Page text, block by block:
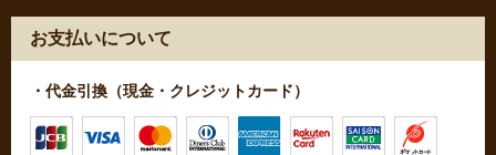
お支払いについて
・代金引換（現金・クレジットカード）